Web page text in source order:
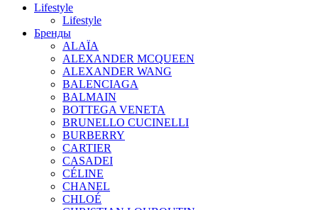
Lifestyle
Lifestyle
Бренды
ALAÏA
ALEXANDER MCQUEEN
ALEXANDER WANG
BALENCIAGA
BALMAIN
BOTTEGA VENETA
BRUNELLO CUCINELLI
BURBERRY
CARTIER
CASADEI
CÉLINE
CHANEL
CHLOÉ